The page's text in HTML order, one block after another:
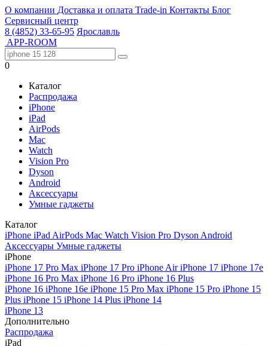
О компании Доставка и оплата Trade-in Контакты Блог
Сервисный центр
8 (4852) 33-65-95 Ярославль
APP-ROOM
0
Каталог
Распродажа
iPhone
iPad
AirPods
Mac
Watch
Vision Pro
Dyson
Android
Аксессуары
Умные гаджеты
Каталог
iPhone iPad AirPods Mac Watch Vision Pro Dyson Android
Аксессуары Умные гаджеты
iPhone
iPhone 17 Pro Max iPhone 17 Pro iPhone AiriPhone 17 iPhone 17e
iPhone 16 Pro Max iPhone 16 Pro iPhone 16 Plus
iPhone 16 iPhone 16e iPhone 15 Pro Max iPhone 15 Pro iPhone 15
Plus iPhone 15 iPhone 14 Plus iPhone 14
iPhone 13
Дополнительно
Распродажа
iPad